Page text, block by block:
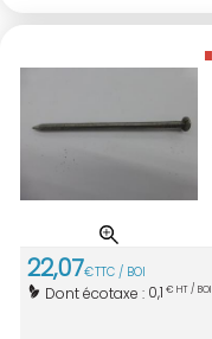
22,07€TTC / BOI
Dont écotaxe : 0,1 € HT / BOI